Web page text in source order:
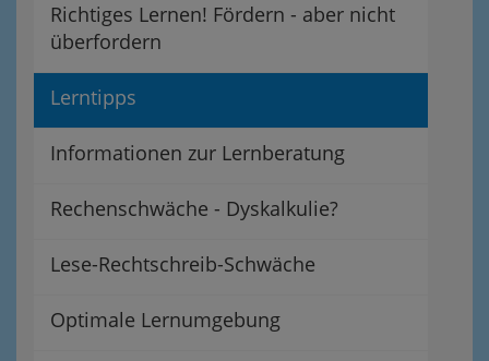
Richtiges Lernen! Fördern - aber nicht
überfordern
Lerntipps
Informationen zur Lernberatung
Rechenschwäche - Dyskalkulie?
Lese-Rechtschreib-Schwäche
Optimale Lernumgebung